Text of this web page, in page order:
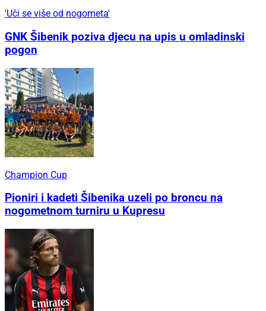
'Uči se više od nogometa'
GNK Šibenik poziva djecu na upis u omladinski
pogon
Champion Cup
Pioniri i kadeti Šibenika uzeli po broncu na
nogometnom turniru u Kupresu